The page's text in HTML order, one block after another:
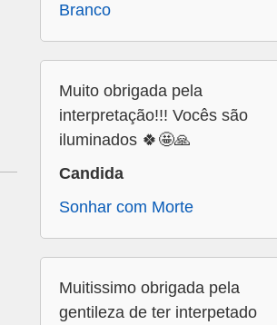
Branco
Muito obrigada pela
interpretação!!! Vocês são
iluminados 🍀🤩🙏
Candida
Sonhar com Morte
Muitissimo obrigada pela
gentileza de ter interpetado